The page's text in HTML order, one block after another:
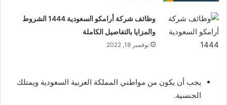
وظائف شركة أرامكو السعودية 1444 الشروط
والمزايا بالتفاصيل الكاملة
نوفمبر 18, 2022
يجب أن يكون من مواطني المملكة العربية السعودية ويمتلك
الجنسية.